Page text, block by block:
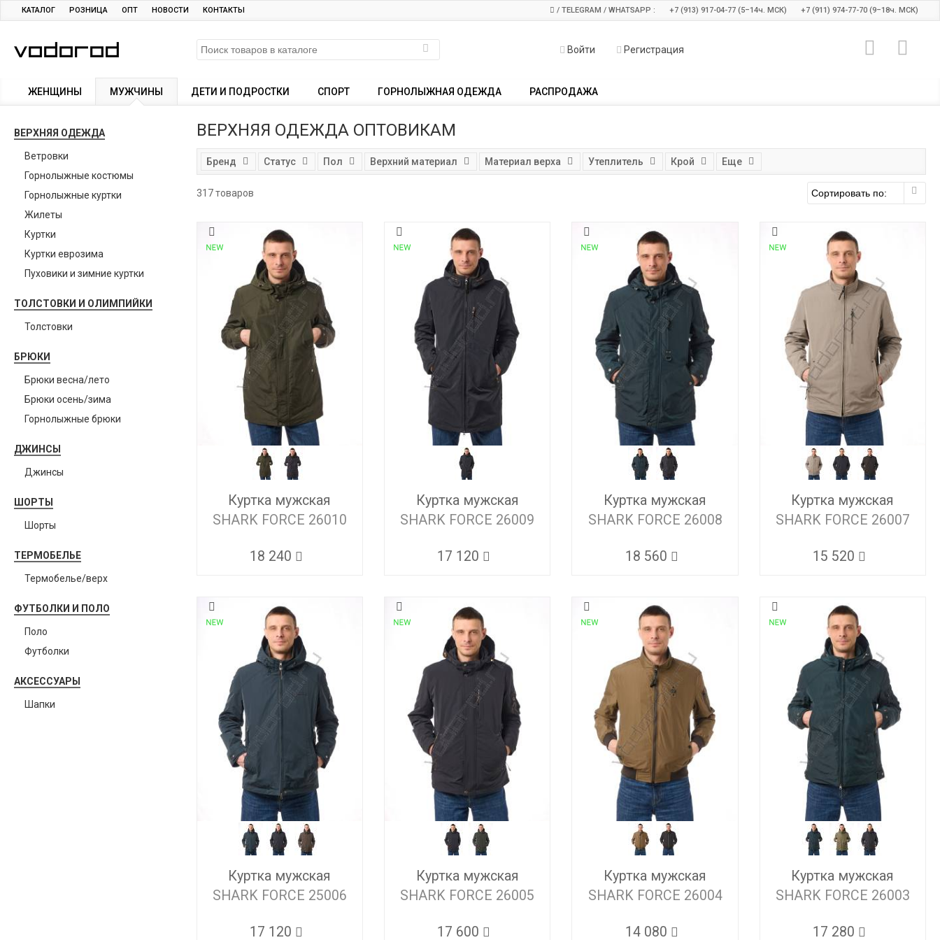
КАТАЛОГ РОЗНИЦА ОПТ НОВОСТИ КОНТАКТЫ / TELEGRAM / WHATSAPP : +7 (913) 917-04-77 (5–14ч. МСК) +7 (911) 974-77-70 (9–18ч. МСК)
Войти Регистрация
ЖЕНЩИНЫ МУЖЧИНЫ ДЕТИ И ПОДРОСТКИ СПОРТ ГОРНОЛЫЖНАЯ ОДЕЖДА РАСПРОДАЖА
ВЕРХНЯЯ ОДЕЖДА
Ветровки
Горнолыжные костюмы
Горнолыжные куртки
Жилеты
Куртки
Куртки еврозима
Пуховики и зимние куртки
ТОЛСТОВКИ И ОЛИМПИЙКИ
Толстовки
БРЮКИ
Брюки весна/лето
Брюки осень/зима
Горнолыжные брюки
ДЖИНСЫ
Джинсы
ШОРТЫ
Шорты
ТЕРМОБЕЛЬЕ
Термобелье/верх
ФУТБОЛКИ И ПОЛО
Поло
Футболки
АКСЕССУАРЫ
Шапки
ВЕРХНЯЯ ОДЕЖДА ОПТОВИКАМ
Бренд Статус Пол Верхний материал Материал верха Утеплитель Крой Еще
317 товаров
Куртка мужская
SHARK FORCE 26010
18 240
Куртка мужская
SHARK FORCE 26009
17 120
Куртка мужская
SHARK FORCE 26008
18 560
Куртка мужская
SHARK FORCE 26007
15 520
Куртка мужская
SHARK FORCE 25006
17 120
Куртка мужская
SHARK FORCE 26005
17 600
Куртка мужская
SHARK FORCE 26004
14 080
Куртка мужская
SHARK FORCE 26003
17 280